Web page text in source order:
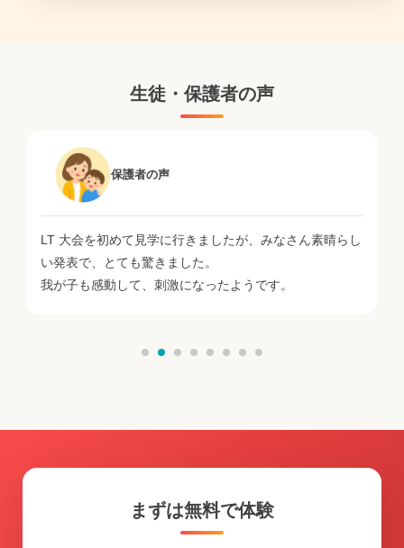
生徒・保護者の声
保護者の声
LT 大会を初めて見学に行きましたが、みなさん素晴らし
い発表で、とても驚きました。
我が子も感動して、刺激になったようです。
まずは無料で体験